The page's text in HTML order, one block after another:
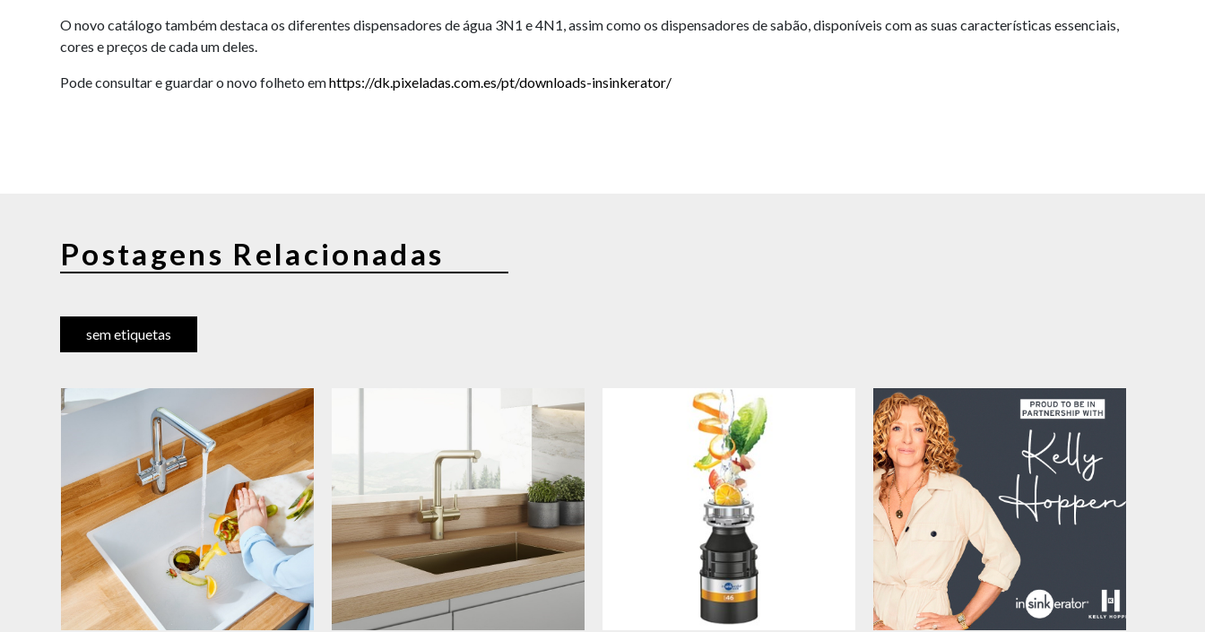
O novo catálogo também destaca os diferentes dispensadores de água 3N1 e 4N1, assim como os dispensadores de sabão, disponíveis com as suas características essenciais,
cores e preços de cada um deles.
Pode consultar e guardar o novo folheto emhttps://dk.pixeladas.com.es/pt/downloads-insinkerator/
Postagens Relacionadas
sem etiquetas